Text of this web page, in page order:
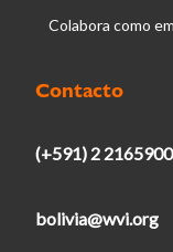
Colabora como
Contacto
(+591) 2 2165900
bolivia@wvi.org